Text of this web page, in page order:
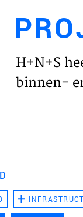
H+N+S
binnen-